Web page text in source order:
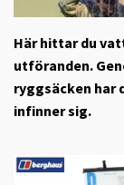
Här hittar du
utföranden.
ryggsäcken har
infinner sig.